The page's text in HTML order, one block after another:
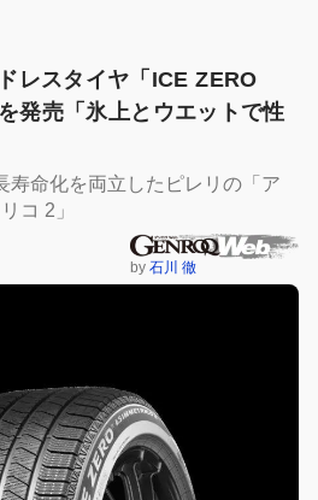
レスタイヤ「ICE ZERO
発売「氷上とウエットで性
寿命化を両立したピレリの「ア
コ 2」
by 石川 徹